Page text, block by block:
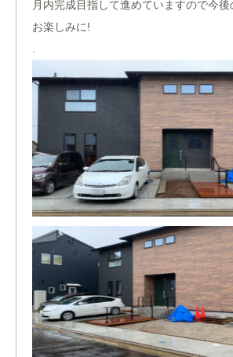
月内完成目指して進めていますので今
お楽しみに!
.